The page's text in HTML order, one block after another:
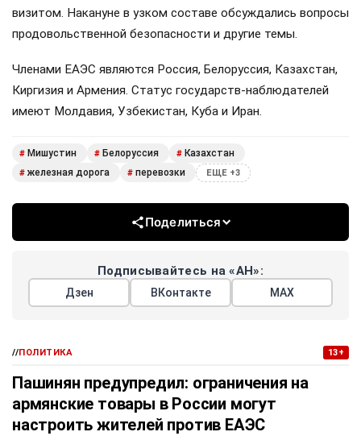
визитом. Накануне в узком составе обсуждались вопросы
продовольственной безопасности и другие темы.
Членами ЕАЭС являются Россия, Белоруссия, Казахстан,
Киргизия и Армения. Статус государств-наблюдателей
имеют Молдавия, Узбекистан, Куба и Иран.
# Мишустин # Белоруссия # Казахстан
# железная дорога # перевозки ЕЩЕ +3
Поделиться
Подписывайтесь на «АН»:
Дзен ВКонтакте МАХ
//ПОЛИТИКА 13+
Пашинян предупредил: ограничения на
армянские товары в России могут
настроить жителей против ЕАЭС